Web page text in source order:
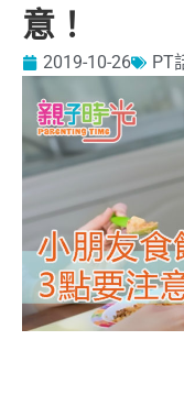
意！
2019-10-26 PT